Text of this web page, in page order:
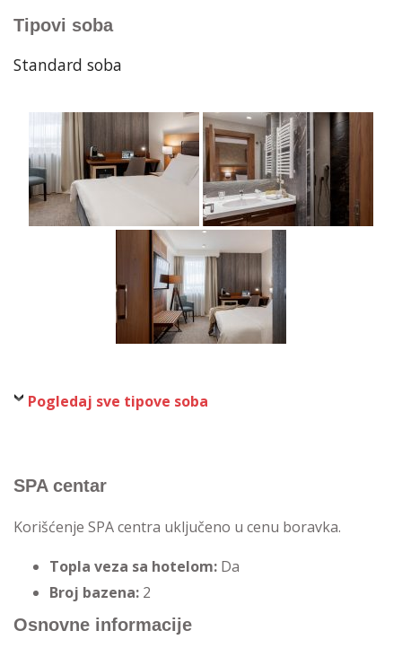
Tipovi soba
Standard soba
Pogledaj sve tipove soba
SPA centar
Korišćenje SPA centra uključeno u cenu boravka.
Topla veza sa hotelom: Da
Broj bazena: 2
Osnovne informacije